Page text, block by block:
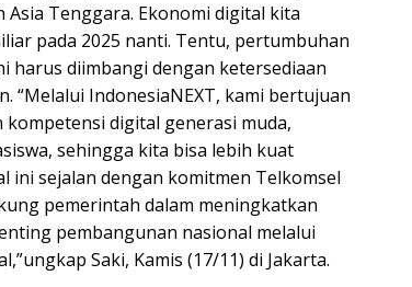
Asia Tenggara. Ekonomi digital kita
pada 2025 nanti. Tentu, pertumbuhan
harus diimbangi dengan ketersediaan
“Melalui IndonesiaNEXT, kami bertujuan
digital generasi muda,
sehingga kita bisa lebih kuat
ini sejalan dengan komitmen Telkomsel
pemerintah dalam meningkatkan
pembangunan nasional melalui
Saki, Kamis (17/11) di Jakarta.